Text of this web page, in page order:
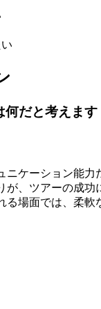
何だと考えます
ニケーション能力
が、ツアーの成功
る場面では、柔軟